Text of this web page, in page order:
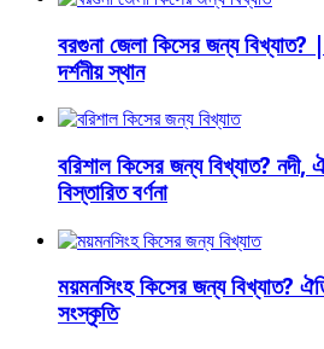
বরগুনা জেলা কিসের জন্য বিখ্যাত?
দর্শনীয় স্থান
বরিশাল কিসের জন্য বিখ্যাত? নদী,
বিস্তারিত বর্ণনা
ময়মনসিংহ কিসের জন্য বিখ্যাত?
সংস্কৃতি